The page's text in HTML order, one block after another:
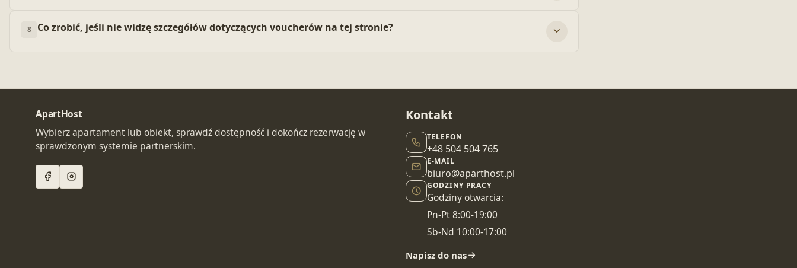
8 Co zrobić, jeśli nie widzę szczegółów dotyczących voucherów na tej stronie?
ApartHost
Wybierz apartament lub obiekt, sprawdź dostępność i dokończ rezerwację w
sprawdzonym systemie partnerskim.
Kontakt
TELEFON
+48 504 504 765
E-MAIL
biuro@aparthost.pl
GODZINY PRACY
Godziny otwarcia:
Pn-Pt 8:00-19:00
Sb-Nd 10:00-17:00
Napisz do nas